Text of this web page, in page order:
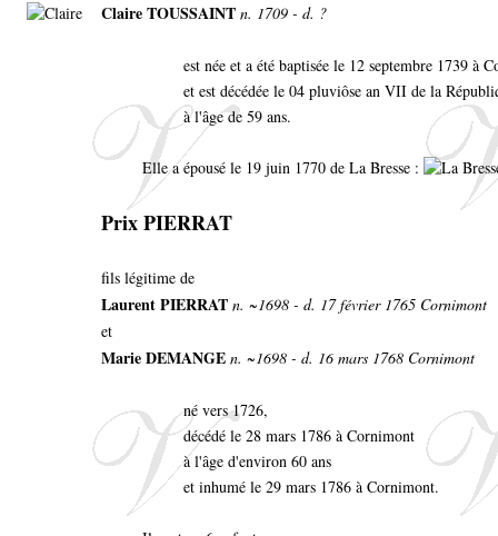
Claire TOUSSAINT n. 1709 - d. ?
est née et a été baptisée le 12 septembre 1739 à
et est décédée le 04 pluviôse an VII de la
à l'âge de 59 ans.
Elle a épousé le 19 juin 1770 de La Bresse :
Prix PIERRAT
fils légitime de
Laurent PIERRAT n. ~1698 - d. 17 février 1765 Cornimont
et
Marie DEMANGE n. ~1698 - d. 16 mars 1768 Cornimont
né vers 1726,
décédé le 28 mars 1786 à Cornimont
à l'âge d'environ 60 ans
et inhumé le 29 mars 1786 à Cornimont.